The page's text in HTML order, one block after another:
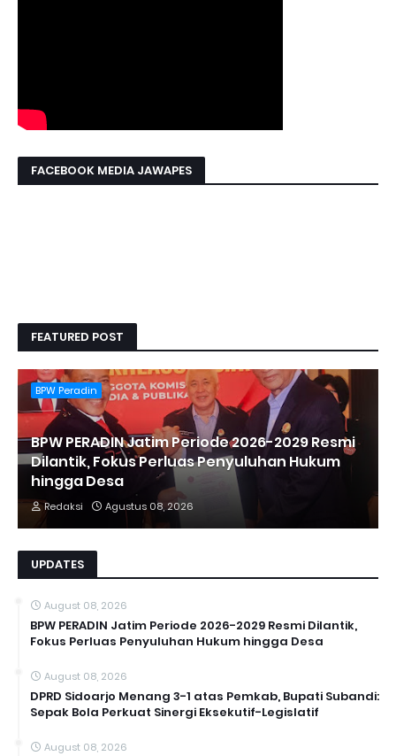
FACEBOOK MEDIA JAWAPES
FEATURED POST
BPW Peradin
BPW PERADIN Jatim Periode 2026-2029 Resmi
Dilantik, Fokus Perluas Penyuluhan Hukum
hingga Desa
Redaksi Agustus 08, 2026
UPDATES
August 08, 2026
BPW PERADIN Jatim Periode 2026-2029 Resmi Dilantik,
Fokus Perluas Penyuluhan Hukum hingga Desa
August 08, 2026
DPRD Sidoarjo Menang 3-1 atas Pemkab, Bupati Subandi:
Sepak Bola Perkuat Sinergi Eksekutif-Legislatif
August 08, 2026